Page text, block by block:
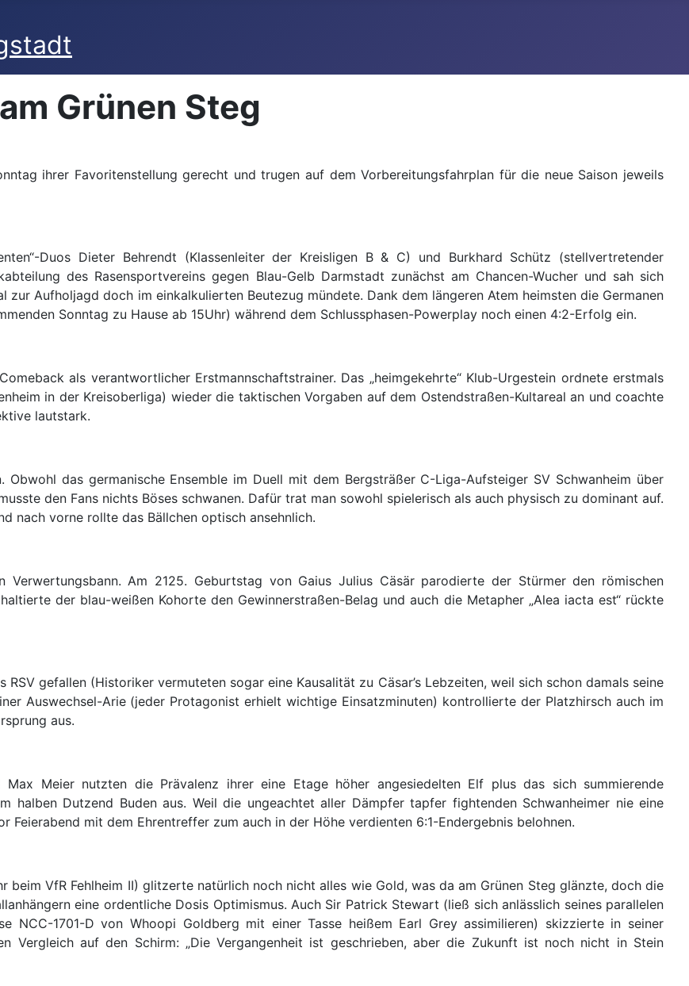
Grünen Steg
ihrer Favoritenstellung gerecht und trugen auf dem Vorbereitungsfahrplan für die neue Saison jeweils
Duos Dieter Behrendt (Klassenleiter der Kreisligen B & C) und Burkhard Schütz (stellvertretender
des Rasensportvereins gegen Blau-Gelb Darmstadt zunächst am Chancen-Wucher und sah sich
Aufholjagd doch im einkalkulierten Beutezug mündete. Dank dem längeren Atem heimsten die Germanen
Sonntag zu Hause ab 15Uhr) während dem Schlussphasen-Powerplay noch einen 4:2-Erfolg ein.
als verantwortlicher Erstmannschaftstrainer. Das „heimgekehrte“ Klub-Urgestein ordnete erstmals
in der Kreisoberliga) wieder die taktischen Vorgaben auf dem Ostendstraßen-Kultareal an und coachte
lautstark.
das germanische Ensemble im Duell mit dem Bergsträßer C-Liga-Aufsteiger SV Schwanheim über
den Fans nichts Böses schwanen. Dafür trat man sowohl spielerisch als auch physisch zu dominant auf.
nach vorne rollte das Bällchen optisch ansehnlich.
Am 2125. Geburtstag von Gaius Julius Cäsär parodierte der Stürmer den römischen
der blau-weißen Kohorte den Gewinnerstraßen-Belag und auch die Metapher „Alea iacta est“ rückte
gefallen (Historiker vermuteten sogar eine Kausalität zu Cäsar’s Lebzeiten, weil sich schon damals seine
Auswechsel-Arie (jeder Protagonist erhielt wichtige Einsatzminuten) kontrollierte der Platzhirsch auch im
aus.
Meier nutzten die Prävalenz ihrer eine Etage höher angesiedelten Elf plus das sich summierende
halben Dutzend Buden aus. Weil die ungeachtet aller Dämpfer tapfer fightenden Schwanheimer nie eine
mit dem Ehrentreffer zum auch in der Höhe verdienten 6:1-Endergebnis belohnen.
beim VfR Fehlheim II) glitzerte natürlich noch nicht alles wie Gold, was da am Grünen Steg glänzte, doch die
eine ordentliche Dosis Optimismus. Auch Sir Patrick Stewart (ließ sich anlässlich seines parallelen
NCC-1701-D von Whoopi Goldberg mit einer Tasse heißem Earl Grey assimilieren) skizzierte in seiner
Vergleich auf den Schirm: „Die Vergangenheit ist geschrieben, aber die Zukunft ist noch nicht in Stein